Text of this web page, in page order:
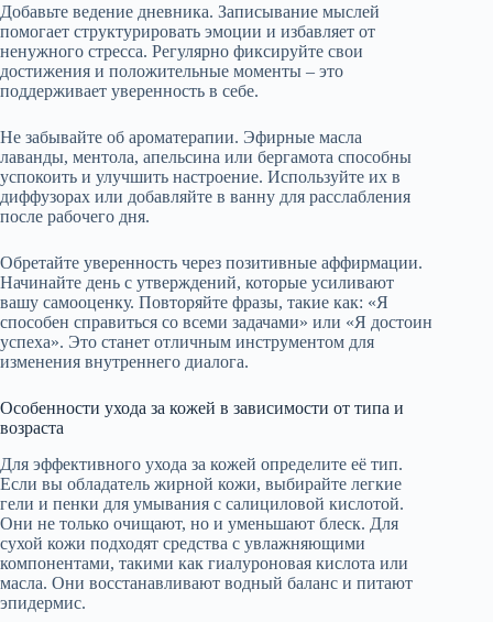
Добавьте ведение дневника. Записывание мыслей
помогает структурировать эмоции и избавляет от
ненужного стресса. Регулярно фиксируйте свои
достижения и положительные моменты – это
поддерживает уверенность в себе.
Не забывайте об ароматерапии. Эфирные масла
лаванды, ментола, апельсина или бергамота способны
успокоить и улучшить настроение. Используйте их в
диффузорах или добавляйте в ванну для расслабления
после рабочего дня.
Обретайте уверенность через позитивные аффирмации.
Начинайте день с утверждений, которые усиливают
вашу самооценку. Повторяйте фразы, такие как: «Я
способен справиться со всеми задачами» или «Я достоин
успеха». Это станет отличным инструментом для
изменения внутреннего диалога.
Особенности ухода за кожей в зависимости от типа и
возраста
Для эффективного ухода за кожей определите её тип.
Если вы обладатель жирной кожи, выбирайте легкие
гели и пенки для умывания с салициловой кислотой.
Они не только очищают, но и уменьшают блеск. Для
сухой кожи подходят средства с увлажняющими
компонентами, такими как гиалуроновая кислота или
масла. Они восстанавливают водный баланс и питают
эпидермис.